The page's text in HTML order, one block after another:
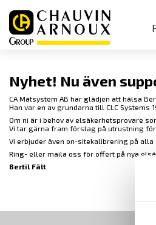
Nyhet! Nu även
CA Mätsystem AB har glädjen att hälsa
Han var en av grundarna till CLC
Om ni är i behov av elsäkerhetsprovare
Vi tar gärna fram förslag på utrustning för
Vi erbjuder även on-sitekalibrering på
Ring- eller maila oss för offert på nya
Bertil Fält